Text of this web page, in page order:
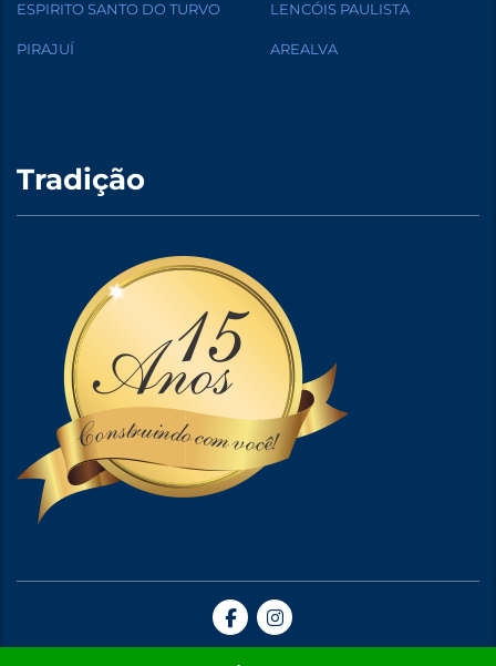
ESPIRITO SANTO DO TURVO LENCÓIS PAULISTA
PIRAJUÍ AREALVA
Tradição